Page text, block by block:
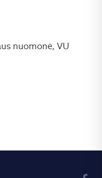
nuomonė, VU